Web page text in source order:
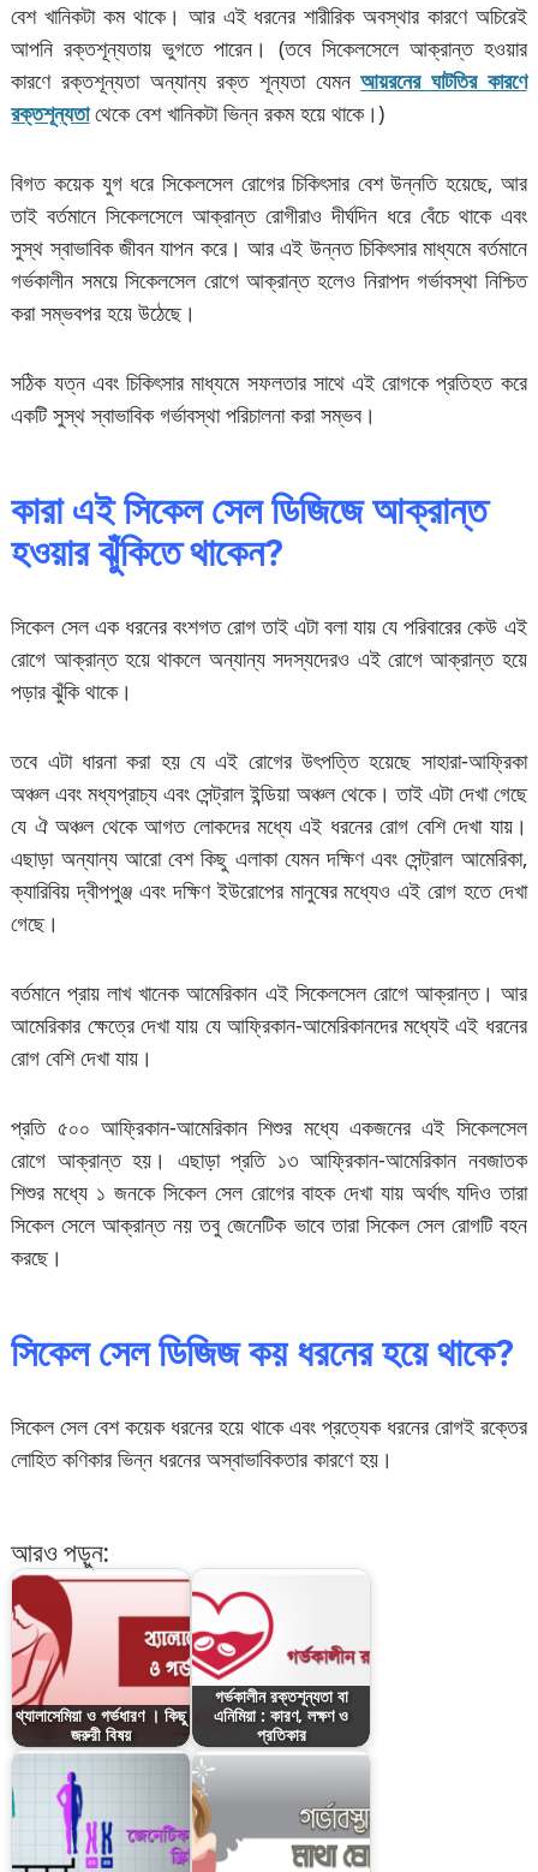
বেশ খানিকটা কম থাকে। আর এই ধরনের শারীরিক অবস্থার কারণে অচিরেই
আপনি রক্তশূন্যতায় ভুগতে পারেন। (তবে সিকেলসেলে আক্রান্ত হওয়ার
কারণে রক্তশূন্যতা অন্যান্য রক্ত শূন্যতা যেমনআয়রনের ঘাটতির কারণে
রক্তশূন্যতাথেকে বেশ খানিকটা ভিন্ন রকম হয়ে থাকে।)
বিগত কয়েক যুগ ধরে সিকেলসেল রোগের চিকিৎসার বেশ উন্নতি হয়েছে, আর
তাই বর্তমানে সিকেলসেলে আক্রান্ত রোগীরাও দীর্ঘদিন ধরে বেঁচে থাকে এবং
সুস্থ স্বাভাবিক জীবন যাপন করে। আর এই উন্নত চিকিৎসার মাধ্যমে বর্তমানে
গর্ভকালীন সময়ে সিকেলসেল রোগে আক্রান্ত হলেও নিরাপদ গর্ভাবস্থা নিশ্চিত
করা সম্ভবপর হয়ে উঠেছে।
সঠিক যত্ন এবং চিকিৎসার মাধ্যমে সফলতার সাথে এই রোগকে প্রতিহত করে
একটি সুস্থ স্বাভাবিক গর্ভাবস্থা পরিচালনা করা সম্ভব।
কারা এই সিকেল সেল ডিজিজে আক্রান্ত
হওয়ার ঝুঁকিতে থাকেন?
সিকেল সেল এক ধরনের বংশগত রোগ তাই এটা বলা যায় যে পরিবারের কেউ এই
রোগে আক্রান্ত হয়ে থাকলে অন্যান্য সদস্যদেরও এই রোগে আক্রান্ত হয়ে
পড়ার ঝুঁকি থাকে।
তবে এটা ধারনা করা হয় যে এই রোগের উৎপত্তি হয়েছে সাহারা-আফ্রিকা
অঞ্চল এবং মধ্যপ্রাচ্য এবং সেন্ট্রাল ইন্ডিয়া অঞ্চল থেকে। তাই এটা দেখা গেছে
যে ঐ অঞ্চল থেকে আগত লোকদের মধ্যে এই ধরনের রোগ বেশি দেখা যায়।
এছাড়া অন্যান্য আরো বেশ কিছু এলাকা যেমন দক্ষিণ এবং সেন্ট্রাল আমেরিকা,
ক্যারিবিয় দ্বীপপুঞ্জ এবং দক্ষিণ ইউরোপের মানুষের মধ্যেও এই রোগ হতে দেখা
গেছে।
বর্তমানে প্রায় লাখ খানেক আমেরিকান এই সিকেলসেল রোগে আক্রান্ত। আর
আমেরিকার ক্ষেত্রে দেখা যায় যে আফ্রিকান-আমেরিকানদের মধ্যেই এই ধরনের
রোগ বেশি দেখা যায়।
প্রতি ৫০০ আফ্রিকান-আমেরিকান শিশুর মধ্যে একজনের এই সিকেলসেল
রোগে আক্রান্ত হয়। এছাড়া প্রতি ১৩ আফ্রিকান-আমেরিকান নবজাতক
শিশুর মধ্যে ১ জনকে সিকেল সেল রোগের বাহক দেখা যায় অর্থাৎ যদিও তারা
সিকেল সেলে আক্রান্ত নয় তবু জেনেটিক ভাবে তারা সিকেল সেল রোগটি বহন
করছে।
সিকেল সেল ডিজিজ কয় ধরনের হয়ে থাকে?
সিকেল সেল বেশ কয়েক ধরনের হয়ে থাকে এবং প্রত্যেক ধরনের রোগই রক্তের
লোহিত কণিকার ভিন্ন ধরনের অস্বাভাবিকতার কারণে হয়।
আরও পড়ুন:
থ্যালাসেমিয়া ও গর্ভধারণ । কিছু
জরুরী বিষয়
গর্ভকালীন রক্তশূন্যতা বা
এনিমিয়া : কারণ, লক্ষণ ও
প্রতিকার